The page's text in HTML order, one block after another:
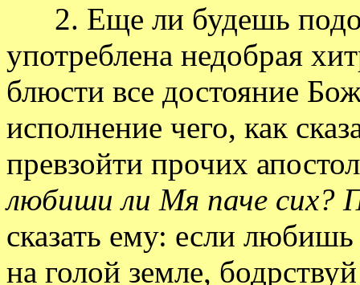
2. Еще ли будешь
употреблена недобрая
блюсти все достояние
исполнение чего, как
превзойти прочих
любиши ли Мя паче сих?
сказать ему: если
на голой земле,